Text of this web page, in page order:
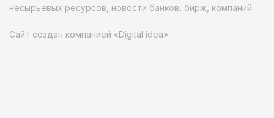
несырьевых ресурсов, новости банков, бирж, компаний.
Сайт создан компанией «Digital idea»